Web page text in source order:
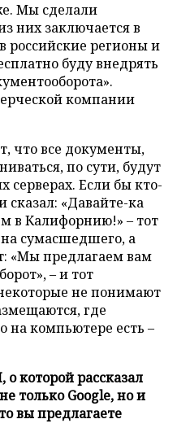
Мы сделали
них заключается в
российские регионы и
буду внедрять
компании
что все документы,
по сути, будут
серверах. Если бы кто-
сказал: «Давайте-ка
в Калифорнию!» – тот
сумасшедшего, а
«Мы предлагаем вам
– и тот
не понимают
где
на компьютере есть –
которой рассказал
только Google, но и
вы предлагаете